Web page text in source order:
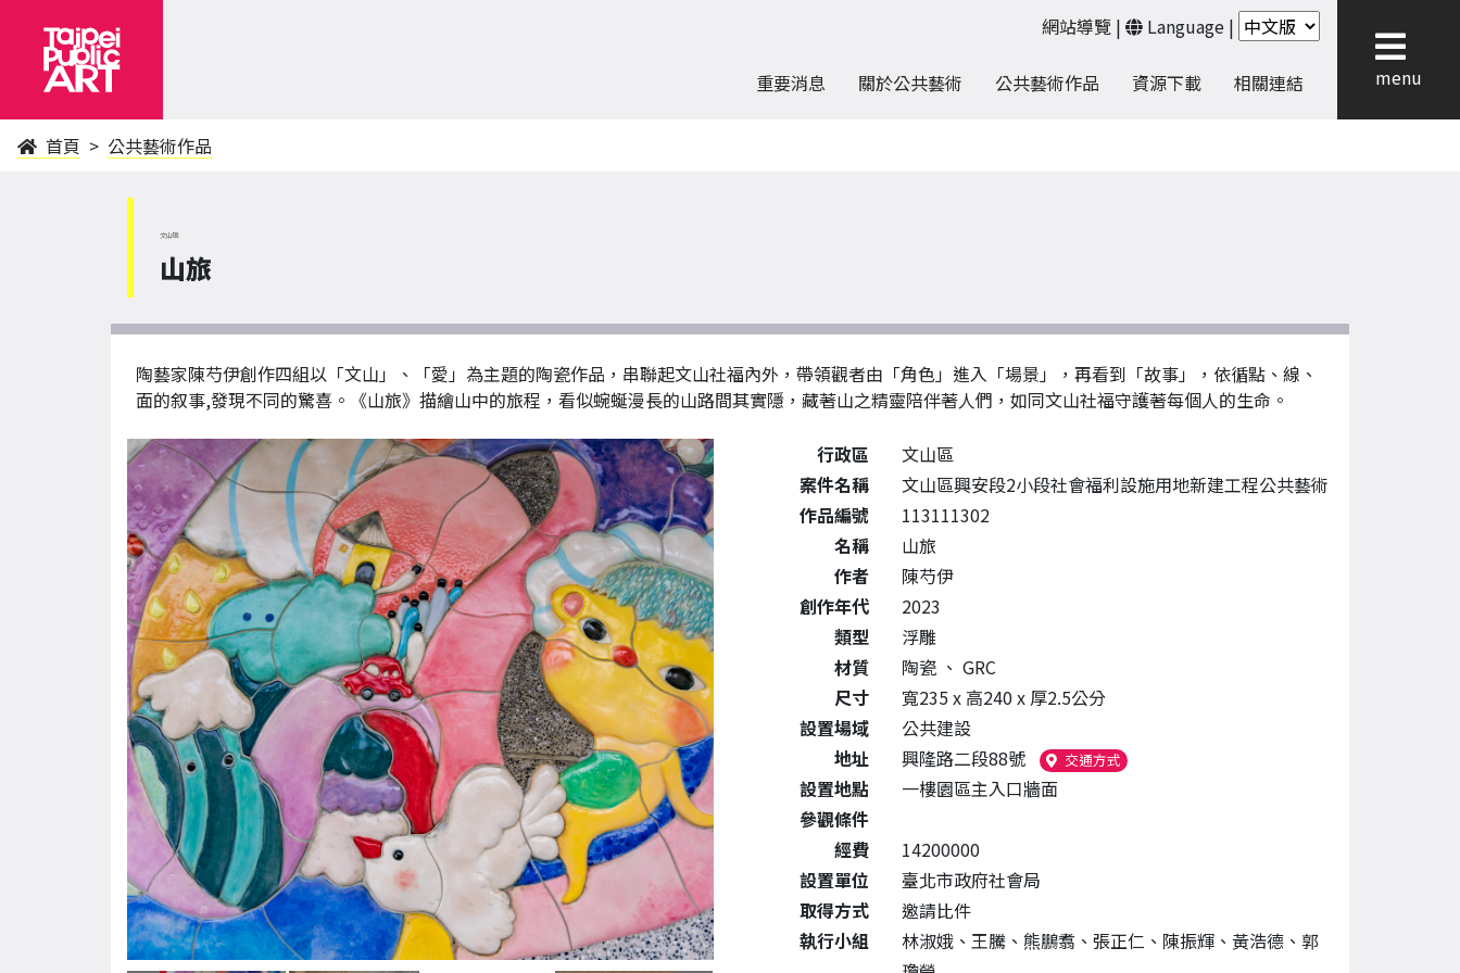
網站導覽 | Language |
重要消息 關於公共藝術 公共藝術作品 資源下載 相關連結 menu
首頁 公共藝術作品
文山區
山旅
陶藝家陳芍伊創作四組以「文山」、「愛」為主題的陶瓷作品，串聯起文山社福內外，帶領觀者由「角色」進入「場景」，再看到「故事」，依循點、線、
面的叙事,發現不同的驚喜。《山旅》描繪山中的旅程，看似蜿蜒漫長的山路間其實隱，藏著山之精靈陪伴著人們，如同文山社福守護著每個人的生命。
公共藝術作品詳細資料
行政區
文山區
案件名稱
文山區興安段2小段社會福利設施用地新建工程公共藝術
作品編號
113111302
名稱
山旅
作者
陳芍伊
創作年代
2023
類型
浮雕
材質
陶瓷 、 GRC
尺寸
寬235 x 高240 x 厚2.5公分
設置場域
公共建設
地址
興隆路二段88號 交通方式（另開新視窗）
設置地點
一樓園區主入口牆面
參觀條件
經費
14200000
設置單位
臺北市政府社會局
取得方式
邀請比件
執行小組
林淑娥、王騰、熊鵬翥、張正仁、陳振輝、黃浩德、郭